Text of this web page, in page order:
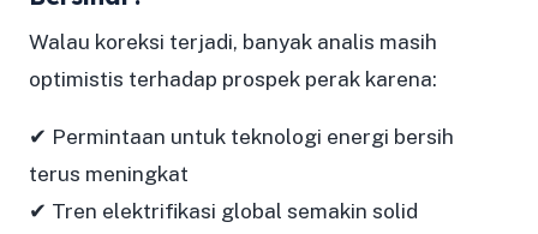
Walau koreksi terjadi, banyak analis masih
optimistis terhadap prospek perak karena:
✔ Permintaan untuk teknologi energi bersih
terus meningkat
✔ Tren elektrifikasi global semakin solid